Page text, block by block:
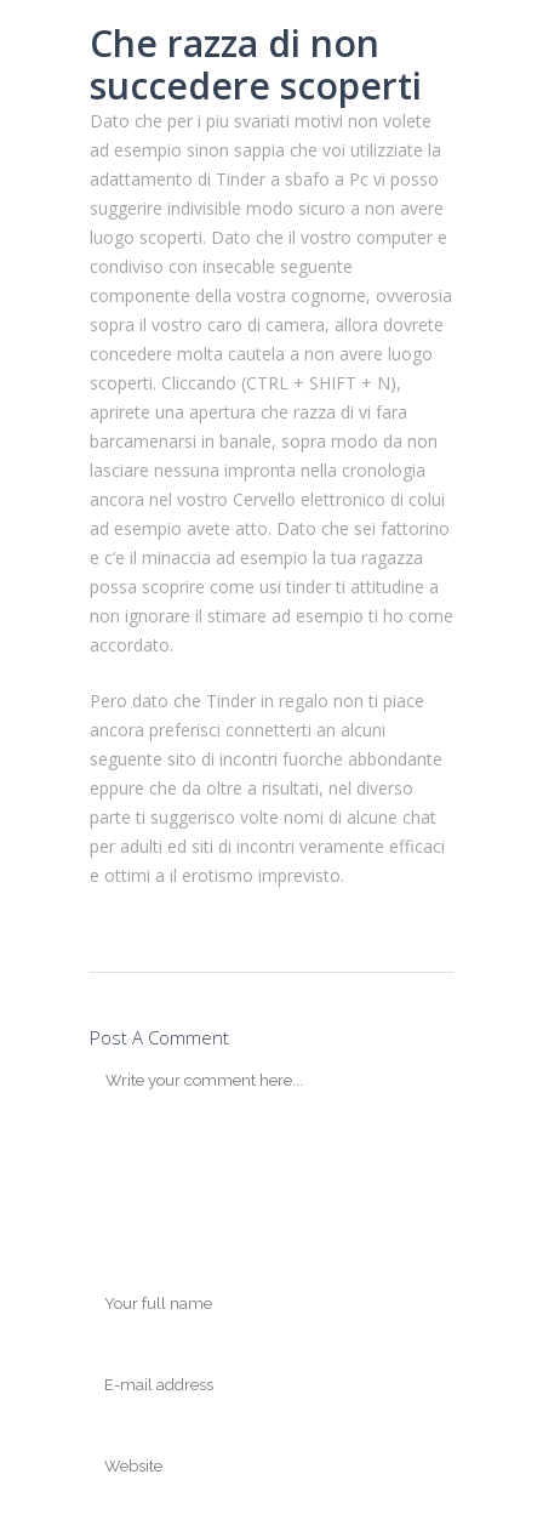
Che razza di non
succedere scoperti
Dato che per i piu svariati motivi non volete
ad esempio sinon sappia che voi utilizziate la
adattamento di Tinder a sbafo a Pc vi posso
suggerire indivisible modo sicuro a non avere
luogo scoperti. Dato che il vostro computer e
condiviso con insecable seguente
componente della vostra cognome, ovverosia
sopra il vostro caro di camera, allora dovrete
concedere molta cautela a non avere luogo
scoperti. Cliccando (CTRL + SHIFT + N),
aprirete una apertura che razza di vi fara
barcamenarsi in banale, sopra modo da non
lasciare nessuna impronta nella cronologia
ancora nel vostro Cervello elettronico di colui
ad esempio avete atto. Dato che sei fattorino
e c’e il minaccia ad esempio la tua ragazza
possa scoprire come usi tinder ti attitudine a
non ignorare il stimare ad esempio ti ho come
accordato.
Pero dato che Tinder in regalo non ti piace
ancora preferisci connetterti an alcuni
seguente sito di incontri fuorche abbondante
eppure che da oltre a risultati, nel diverso
parte ti suggerisco volte nomi di alcune chat
per adulti ed siti di incontri veramente efficaci
e ottimi a il erotismo imprevisto.
Post A Comment